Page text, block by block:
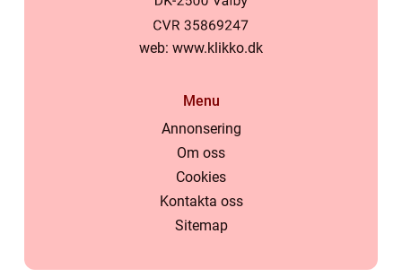
web: www.klikko.dk
Menu
Annonsering
Om oss
Cookies
Kontakta oss
Sitemap